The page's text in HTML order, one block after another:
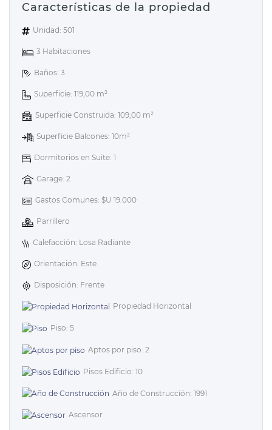
Características de la propiedad
Unidad: 501
3 Habitaciones
Baños: 3
Superficie: 119,00 m²
Superficie Construida: 109,00 m²
Superficie Balcones: 10m²
Dormitorios en Suite: 1
Garage: 2
Gastos Comunes: $U 19.000
Parrillero
Calefacción: Losa Radiante
Orientación: Este
Disposición: Frente
Propiedad Horizontal
Piso: 5
Aptos por piso: 2
Pisos Edificio: 10
Año de Construcción: 1991
Ascensor